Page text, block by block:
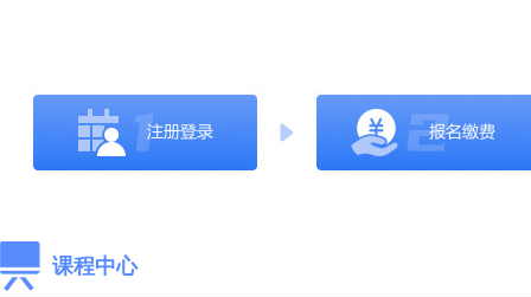
课程中心